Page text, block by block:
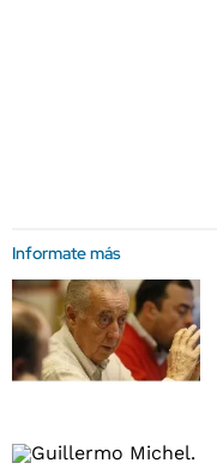
Informate más